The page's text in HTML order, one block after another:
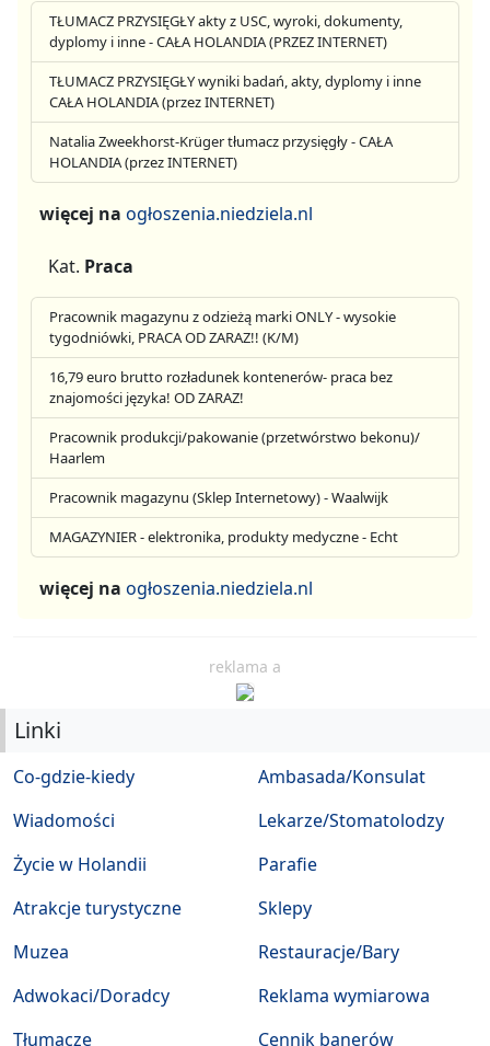
TŁUMACZ PRZYSIĘGŁY akty z USC, wyroki, dokumenty,
dyplomy i inne - CAŁA HOLANDIA (PRZEZ INTERNET)
TŁUMACZ PRZYSIĘGŁY wyniki badań, akty, dyplomy i inne
CAŁA HOLANDIA (przez INTERNET)
Natalia Zweekhorst-Krüger tłumacz przysięgły - CAŁA
HOLANDIA (przez INTERNET)
więcej na ogłoszenia.niedziela.nl
Kat. Praca
Pracownik magazynu z odzieżą marki ONLY - wysokie
tygodniówki, PRACA OD ZARAZ!! (K/M)
16,79 euro brutto rozładunek kontenerów- praca bez
znajomości języka! OD ZARAZ!
Pracownik produkcji/pakowanie (przetwórstwo bekonu)/
Haarlem
Pracownik magazynu (Sklep Internetowy) - Waalwijk
MAGAZYNIER - elektronika, produkty medyczne - Echt
więcej na ogłoszenia.niedziela.nl
reklama a
Linki
Co-gdzie-kiedy
Wiadomości
Życie w Holandii
Atrakcje turystyczne
Muzea
Ambasada/Konsulat
Lekarze/Stomatolodzy
Parafie
Sklepy
Restauracje/Bary
Adwokaci/Doradcy
Tłumacze
Reklama wymiarowa
Cennik banerów